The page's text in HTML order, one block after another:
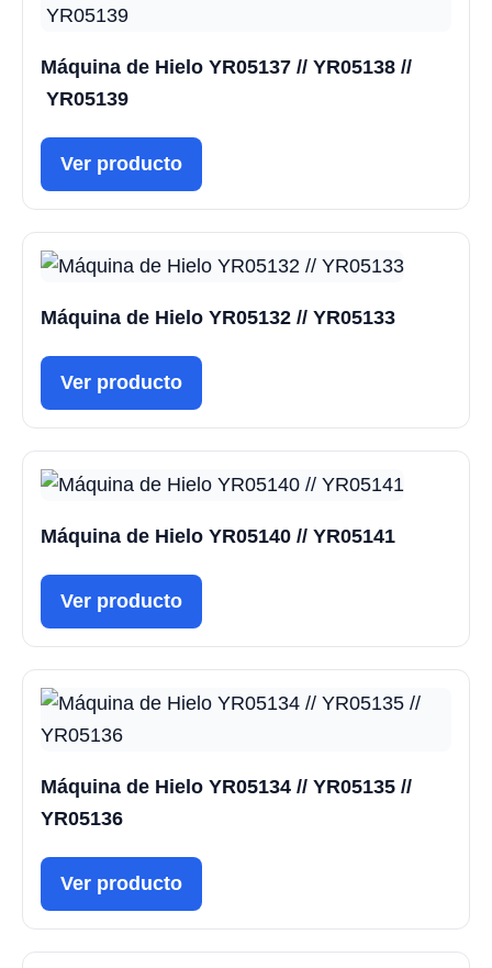
Máquina de Hielo YR05137 // YR05138 //
YR05139
Ver producto
Máquina de Hielo YR05132 // YR05133
Ver producto
Máquina de Hielo YR05140 // YR05141
Ver producto
Máquina de Hielo YR05134 // YR05135 //
YR05136
Ver producto